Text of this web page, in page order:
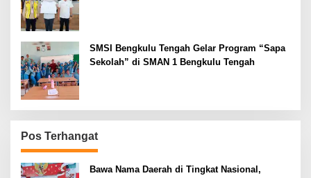
SMSI Bengkulu Tengah Gelar Program “Sapa
Sekolah” di SMAN 1 Bengkulu Tengah
Pos Terhangat
Bawa Nama Daerah di Tingkat Nasional,